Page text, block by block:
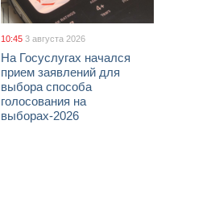
10:45 3 августа 2026
На Госуслугах начался
прием заявлений для
выбора способа
голосования на
выборах-2026